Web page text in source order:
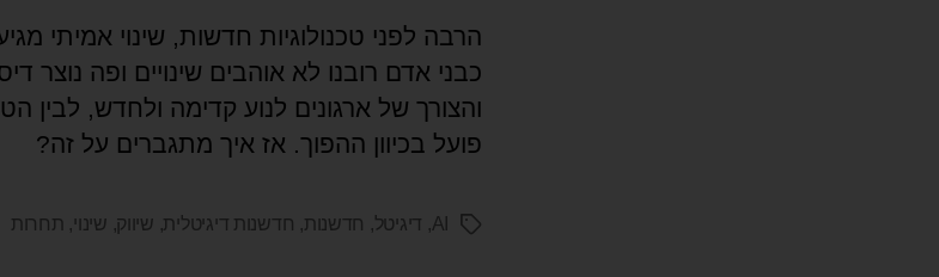
הרבה לפני טכנולוגיות חדשות, שינוי אמיתי
כבני אדם רובנו לא אוהבים שינויים ופה נוצר
והצורך של ארגונים לנוע קדימה ולחדש, לבין
פועל בכיוון ההפוך. אז איך מתגברים על זה?
AI
, דיגיטל, חדשנות, חדשנות דיגיטלית, שיווק, שינוי, תחרות